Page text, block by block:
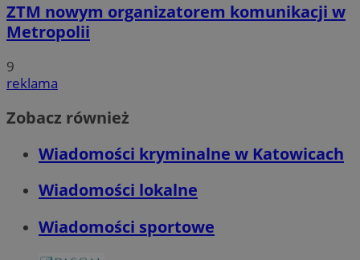
ZTM nowym organizatorem komunikacji w
Metropolii
9
reklama
Zobacz również
Wiadomości kryminalne w Katowicach
Wiadomości lokalne
Wiadomości sportowe